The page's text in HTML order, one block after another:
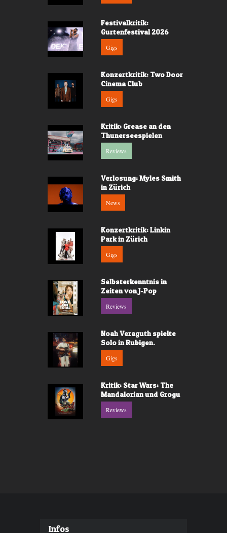
Festivalkritik:
Gurtenfestival 2026
Gigs
Konzertkritik: Two Door
Cinema Club
Gigs
Kritik: Grease an den
Thunerseespielen
Reviews
Verlosung: Myles Smith
in Zürich
News
Konzertkritik: Linkin
Park in Zürich
Gigs
Selbsterkenntnis in
Zeiten von J-Pop
Reviews
Noah Veraguth spielte
Solo in Rubigen.
Gigs
Kritik: Star Wars: The
Mandalorian und Grogu
Reviews
Infos